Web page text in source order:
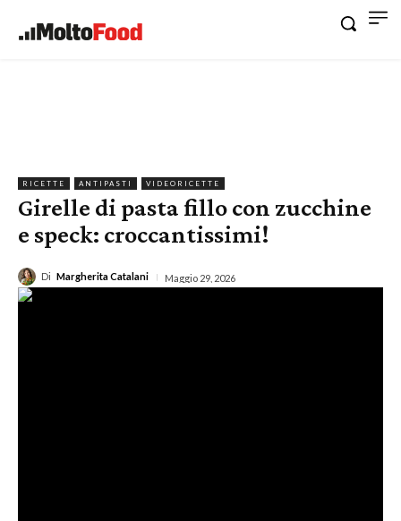
RICETTE ANTIPASTI VIDEORICETTE
Girelle di pasta fillo con zucchine
e speck: croccantissimi!
Di Margherita Catalani Maggio 29, 2026